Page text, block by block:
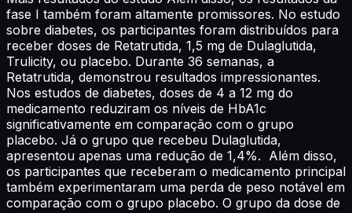
fase I também foram altamente promissores. No estudo
sobre diabetes, os participantes foram distribuídos para
receber doses de Retatrutida, 1,5 mg de Dulaglutida,
Trulicity, ou placebo. Durante 36 semanas, a
Retatrutida, demonstrou resultados impressionantes.
Nos estudos de diabetes, doses de 4 a 12 mg do
medicamento reduziram os níveis de HbA1c
significativamente em comparação com o grupo
placebo. Já o grupo que recebeu Dulaglutida,
apresentou apenas uma redução de 1,4%. Além disso,
os participantes que receberam o medicamento principal
também experimentaram uma perda de peso notável em
comparação com o grupo placebo. O grupo da dose de